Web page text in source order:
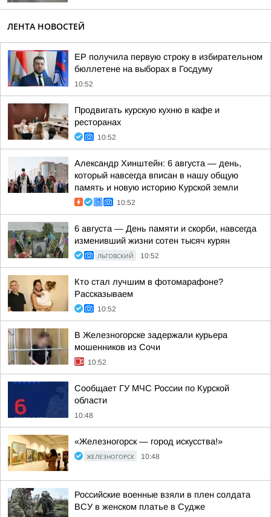
ЛЕНТА НОВОСТЕЙ
ЕР получила первую строку в избирательном
бюллетене на выборах в Госдуму
10:52
Продвигать курскую кухню в кафе и
ресторанах
10:52
Александр Хинштейн: 6 августа — день,
который навсегда вписан в нашу общую
память и новую историю Курской земли
10:52
6 августа — День памяти и скорби, навсегда
изменивший жизни сотен тысяч курян
ЛЬГОВСКИЙ 10:52
Кто стал лучшим в фотомарафоне?
Рассказываем
10:52
В Железногорске задержали курьера
мошенников из Сочи
10:52
Сообщает ГУ МЧС России по Курской
области
10:48
«Железногорск — город искусства!»
ЖЕЛЕЗНОГОРСК 10:48
Российские военные взяли в плен солдата
ВСУ в женском платье в Судже